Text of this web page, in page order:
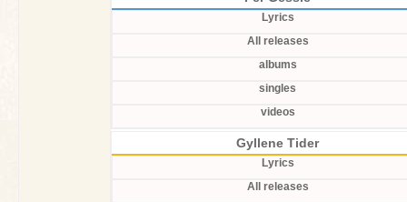
Lyrics
All releases
albums
singles
videos
Gyllene Tider
Lyrics
All releases